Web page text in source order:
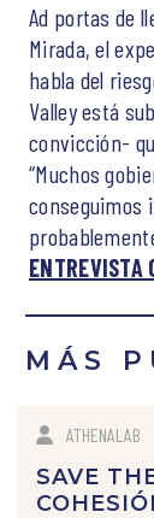
Ad portas de
Mirada, el
habla del
Valley está
convicción-
“Muchos
conseguimos
ENTREVISTA
MÁS
ATHENALAB
SAVE